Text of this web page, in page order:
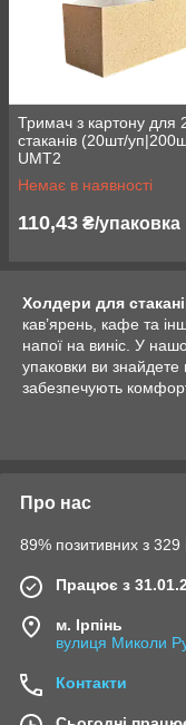
Тримач з картону для
стаканів (20шт/
UMT2
Немає в наявності
110,43 ₴/упаковка
Холдери для
кав’ярень, кафе та
напої на виніс. У
упаковки ви
забезпечують
Основні переваги
звільняючи руки
вони є безпечними
два та чотири
закладів різного
Ідеальне рішення
Холдери створені для
спеціалізуються на
Про нас
89% позитивних з 329
Працює з
м. Ірпінь
вулиця Миколи
Контакти